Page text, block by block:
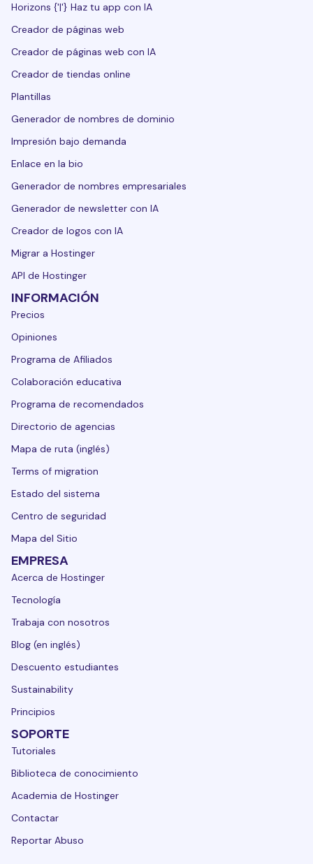
Horizons {'|'} Haz tu app con IA
Creador de páginas web
Creador de páginas web con IA
Creador de tiendas online
Plantillas
Generador de nombres de dominio
Impresión bajo demanda
Enlace en la bio
Generador de nombres empresariales
Generador de newsletter con IA
Creador de logos con IA
Migrar a Hostinger
API de Hostinger
INFORMACIÓN
Precios
Opiniones
Programa de Afiliados
Colaboración educativa
Programa de recomendados
Directorio de agencias
Mapa de ruta (inglés)
Terms of migration
Estado del sistema
Centro de seguridad
Mapa del Sitio
EMPRESA
Acerca de Hostinger
Tecnología
Trabaja con nosotros
Blog (en inglés)
Descuento estudiantes
Sustainability
Principios
SOPORTE
Tutoriales
Biblioteca de conocimiento
Academia de Hostinger
Contactar
Reportar Abuso